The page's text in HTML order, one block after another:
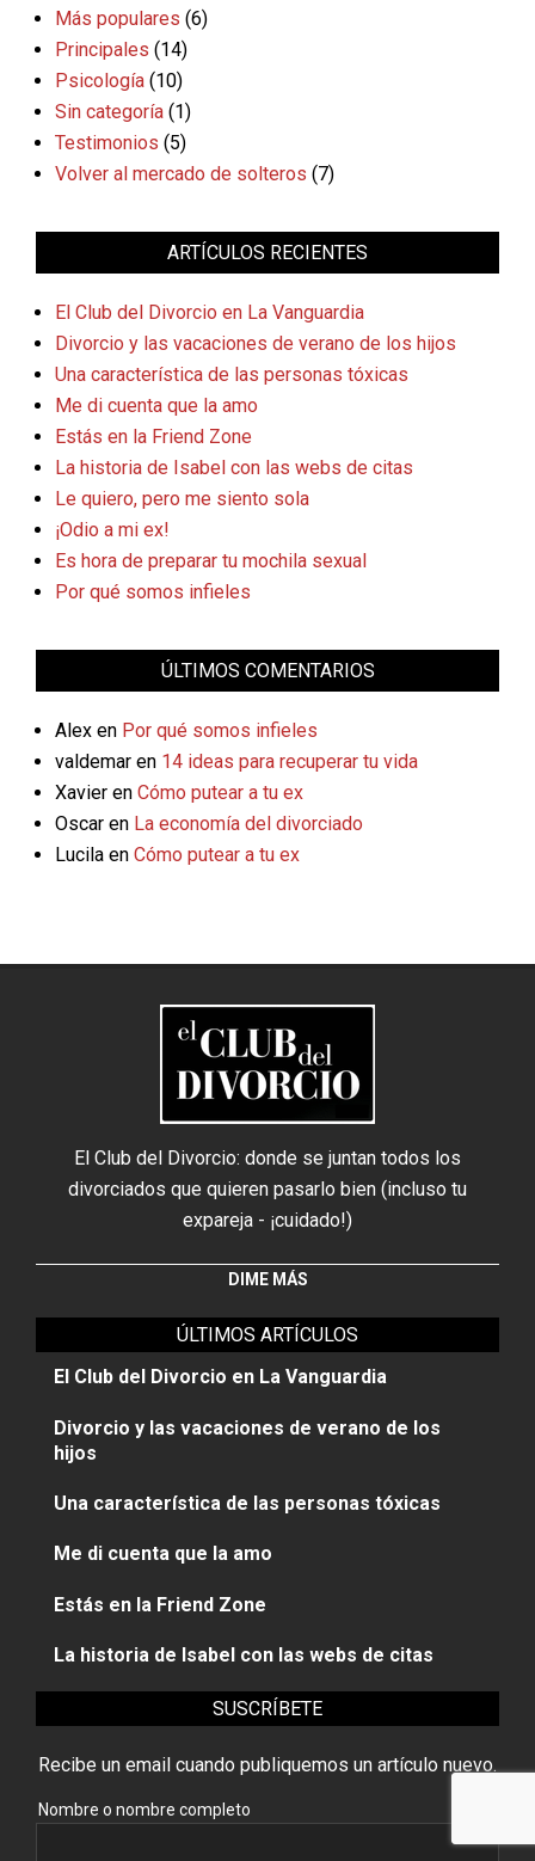
Más populares (6)
Principales (14)
Psicología (10)
Sin categoría (1)
Testimonios (5)
Volver al mercado de solteros (7)
ARTÍCULOS RECIENTES
El Club del Divorcio en La Vanguardia
Divorcio y las vacaciones de verano de los hijos
Una característica de las personas tóxicas
Me di cuenta que la amo
Estás en la Friend Zone
La historia de Isabel con las webs de citas
Le quiero, pero me siento sola
¡Odio a mi ex!
Es hora de preparar tu mochila sexual
Por qué somos infieles
ÚLTIMOS COMENTARIOS
Alex en Por qué somos infieles
valdemar en 14 ideas para recuperar tu vida
Xavier en Cómo putear a tu ex
Oscar en La economía del divorciado
Lucila en Cómo putear a tu ex
El Club del Divorcio: donde se juntan todos los
divorciados que quieren pasarlo bien (incluso tu
expareja - ¡cuidado!)
DIME MÁS
ÚLTIMOS ARTÍCULOS
El Club del Divorcio en La Vanguardia
Divorcio y las vacaciones de verano de los
hijos
Una característica de las personas tóxicas
Me di cuenta que la amo
Estás en la Friend Zone
La historia de Isabel con las webs de citas
SUSCRÍBETE
Recibe un email cuando publiquemos un artículo nuevo.
Nombre o nombre completo